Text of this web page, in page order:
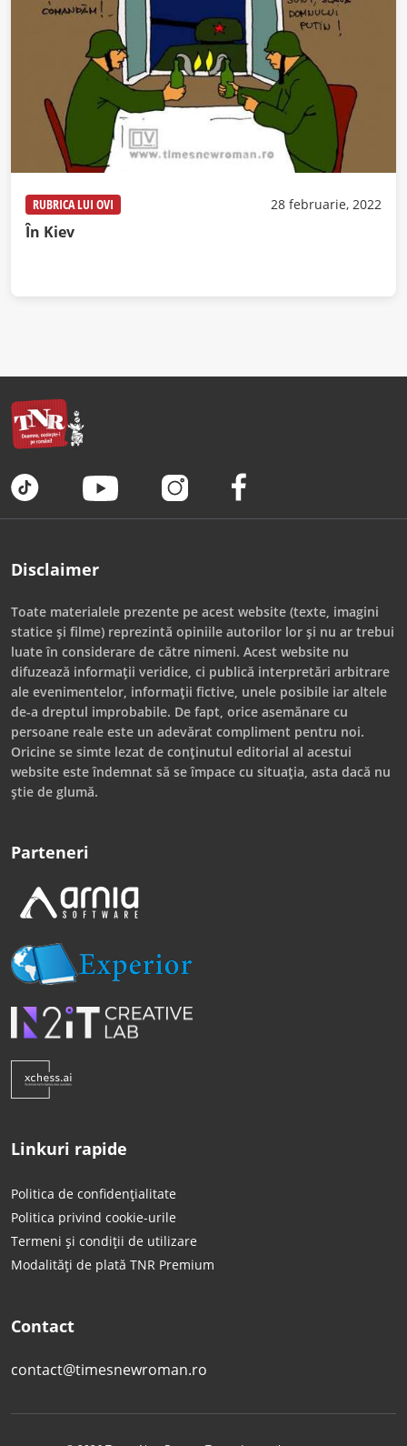
RUBRICA LUI OVI 28 februarie, 2022
În Kiev
Disclaimer
Toate materialele prezente pe acest website (texte, imagini
statice și filme) reprezintă opiniile autorilor lor și nu ar trebui
luate în considerare de către nimeni. Acest website nu
difuzează informații veridice, ci publică interpretări arbitrare
ale evenimentelor, informații fictive, unele posibile iar altele
de-a dreptul improbabile. De fapt, orice asemănare cu
persoane reale este un adevărat compliment pentru noi.
Oricine se simte lezat de conținutul editorial al acestui
website este îndemnat să se împace cu situația, asta dacă nu
știe de glumă.
Parteneri
Linkuri rapide
Politica de confidențialitate
Politica privind cookie-urile
Termeni și condiții de utilizare
Modalități de plată TNR Premium
Contact
contact@timesnewroman.ro